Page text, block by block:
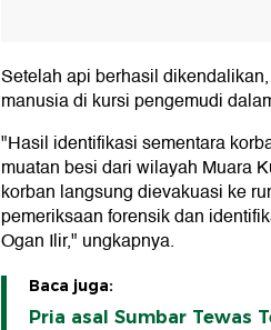
Setelah api berhasil
manusia di kursi pengemudi
"Hasil identifikasi sementara
muatan besi dari wilayah Muara
korban langsung dievakuasi ke
pemeriksaan forensik dan
Ogan Ilir," ungkapnya.
Baca juga:
Pria asal Sumbar Tewas